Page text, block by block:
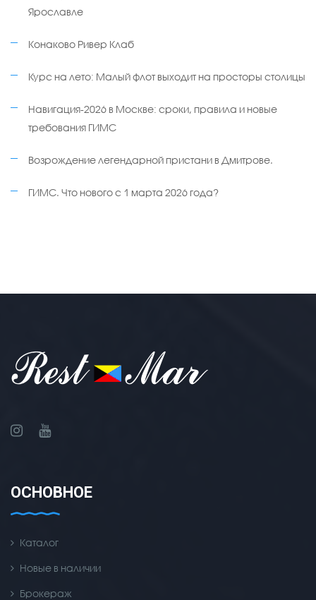
Ярославле
Конаково Ривер Клаб
Курс на лето: Малый флот выходит на просторы столицы
Навигация-2026 в Москве: сроки, правила и новые
требования ГИМС
Возрождение легендарной пристани в Дмитрове.
ГИМС. Что нового с 1 марта 2026 года?
ОСНОВНОЕ
Каталог
Новые в наличии
Брокераж